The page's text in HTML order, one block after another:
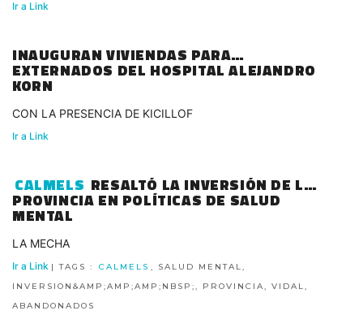
Ir a Link
INAUGURAN VIVIENDAS PARA
EXTERNADOS DEL HOSPITAL ALEJANDRO
KORN
CON LA PRESENCIA DE KICILLOF
Ir a Link
CALMELS RESALTÓ LA INVERSIÓN DE LA
PROVINCIA EN POLÍTICAS DE SALUD
MENTAL
LA MECHA
Ir a Link | TAGS : CALMELS , SALUD MENTAL,
INVERSION&AMP;AMP;AMP;NBSP;, PROVINCIA, VIDAL,
ABANDONADOS